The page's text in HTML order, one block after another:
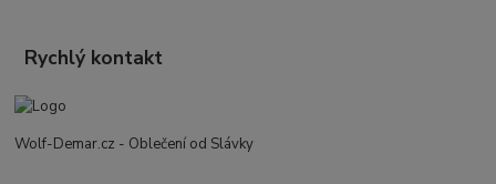
Rychlý kontakt
Wolf-Demar.cz - Oblečení od Slávky